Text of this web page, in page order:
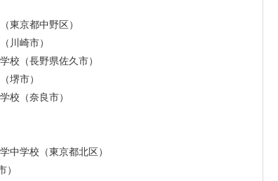
東京都中野区）
川崎市）
校（長野県佐久市）
堺市）
校（奈良市）
中学校（東京都北区）